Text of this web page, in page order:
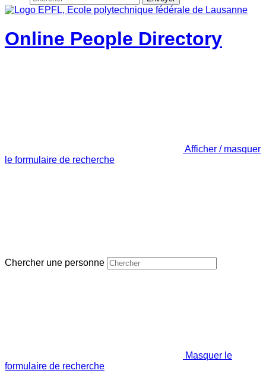
Online People Directory
Afficher / masquer
le formulaire de recherche
Chercher une personne
Masquer le
formulaire de recherche